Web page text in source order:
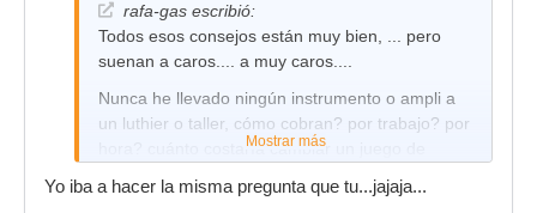
rafa-gas escribió:
Todos esos consejos están muy bien, ... pero
suenan a caros.... a muy caros....
Nunca he llevado ningún instrumento o ampli a
un luthier o taller, cómo cobran? por trabajo? por
hora? cuánto costaría cambiar un juego de
potencia)? se cobra por ajustar el bias? a qué
Mostrar más
Yo iba a hacer la misma pregunta que tu...jajaja...